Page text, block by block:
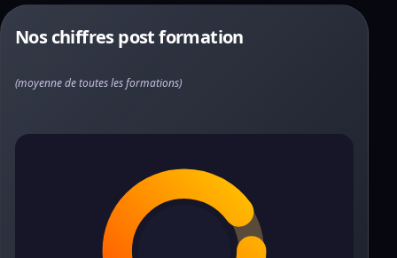
Nos chiffres post formation
(moyenne de toutes les formations)